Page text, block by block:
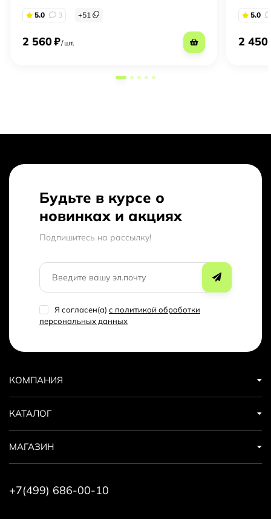
5.0 3 +51
2 560₽/шт.
5.0
2 450
Будьте в курсе о
новинках и акциях
Подпишитесь на рассылкy!
Я согласен(a) с политикой обработки
персональных данных
КОМПАНИЯ
КАТАЛОГ
МАГАЗИН
+7(499) 686-00-10